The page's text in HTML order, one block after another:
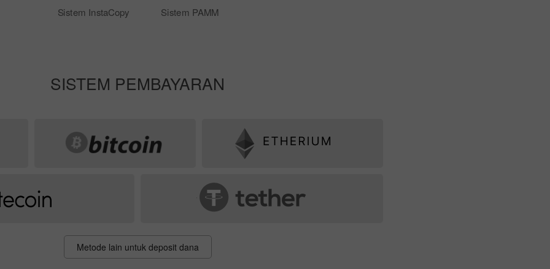
Sistem InstaCopy Sistem PAMM
SISTEM PEMBAYARAN
Metode lain untuk deposit dana